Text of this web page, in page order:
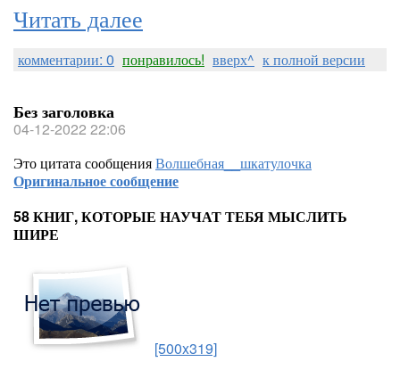
Читать далее
комментарии: 0 понравилось! вверх^ к полной версии
Без заголовка
04-12-2022 22:06
Это цитата сообщенияВолшебная__шкатулочка
Оригинальное сообщение
58 КНИГ, КОТОРЫЕ НАУЧАТ ТЕБЯ МЫСЛИТЬ
ШИРЕ
[500x319]